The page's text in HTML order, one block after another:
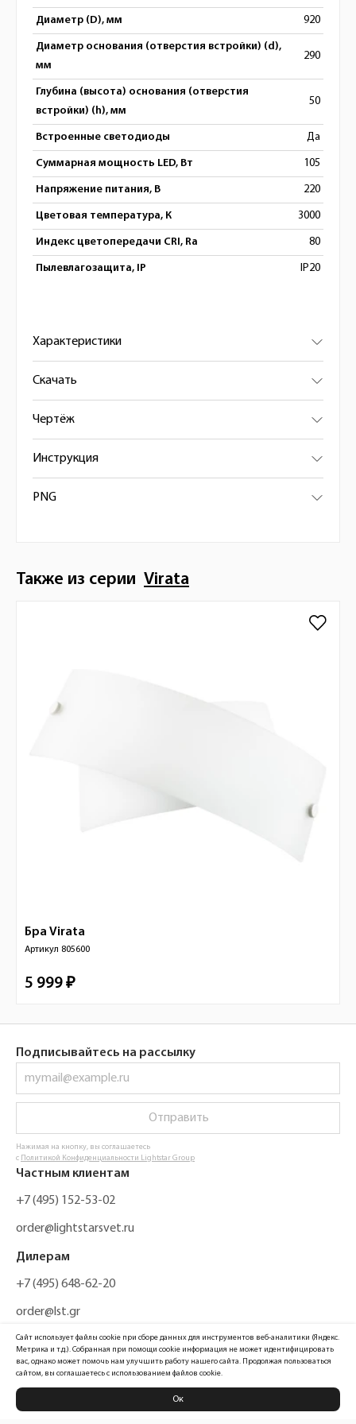
Диаметр (D), мм 920
Диаметр основания (отверстия встройки) (d),
мм
290
Глубина (высота) основания (отверстия
встройки) (h), мм
50
Встроенные светодиоды Да
Суммарная мощность LED, Вт 105
Напряжение питания, В 220
Цветовая температура, К 3000
Индекс цветопередачи CRI, Ra 80
Пылевлагозащита, IP IP20
Характеристики
Скачать
Чертёж
Инструкция
PNG
Также из серии Virata
Бра Virata
Артикул 805600
5 999 ₽
Подписывайтесь на рассылку
Отправить
Нажимая на кнопку, вы соглашаетесь
с Политикой Конфиденциальности Lightstar Group
Частным клиентам
+7 (495) 152-53-02
order@lightstarsvet.ru
Дилерам
+7 (495) 648-62-20
order@lst.gr
Политика конфиденциальности
Сайт использует файлы cookie при сборе данных для инструментов веб-аналитики (Яндекс.
Метрика и т.д.). Собранная при помощи cookie информация не может идентифицировать
вас, однако может помочь нам улучшить работу нашего сайта. Продолжая пользоваться
сайтом, вы соглашаетесь с использованием файлов cookie.
Ок